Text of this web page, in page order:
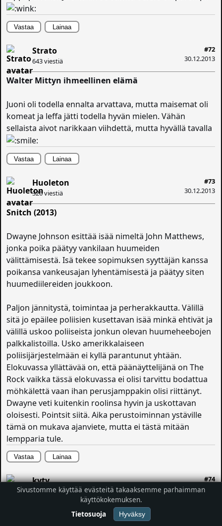
Vastaa Lainaa
#72
30.12.2013
Strato
643 viestiä
Walter Mittyn ihmeellinen elämä
Juoni oli todella ennalta arvattava, mutta maisemat oli
komeat ja leffa jätti todella hyvän mielen. Vähän
sellaista aivot narikkaan viihdettä, mutta hyvällä tavalla
Vastaa Lainaa
#73
30.12.2013
Huoleton
326 viestiä
Snitch (2013)
Dwayne Johnson esittää isää nimeltä John Matthews,
jonka poika päätyy vankilaan huumeiden
välittämisestä. Isä tekee sopimuksen syyttäjän kanssa
poikansa vankeusajan lyhentämisestä ja päätyy siten
huumediilereiden joukkoon.
Paljon jännitystä, toimintaa ja perherakkautta. Välillä
sitä jo epäilee poliisien kusettavan isää minkä ehtivät ja
välillä uskoo poliiseista jonkun olevan huumeheebojen
palkkalistoilla. Usko amerikkalaiseen
poliisijärjestelmään ei kyllä parantunut yhtään.
Elokuvassa yllättävää on, että päänäyttelijänä on The
Rock vaikka tässä elokuvassa ei olisi tarvittu bodattua
möhkälettä vaan ihan perusjamppakin olisi riittänyt.
Dwayne veti kuitenkin roolinsa hyvin ja uskottavan
oloisesti. Pointsit siitä. Aika perustoiminnan ystäville
tämä on mukava ajanviete, mutta ei tästä mitään
lempparia tule.
Vastaa Lainaa
#74
31.12.2013
kyty
1052 viestiä
, joka valitettavasti piti katsoa 3D-versiona.
Monen muun tapaan olin jo etukäteen valmistautunut
Sivustomme käyttää evästeitä takaaksemme parhaimman
käyttökokemuksen.
Tietosuoja
Hyväksy